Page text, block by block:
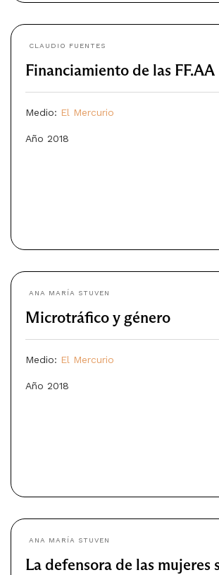
CLAUDIO FUENTES
Financiamiento de las FF.AA
Medio: El Mercurio
Año 2018
ANA MARÍA STUVEN
Microtráfico y género
Medio: El Mercurio
Año 2018
ANA MARÍA STUVEN
La defensora de las mujeres